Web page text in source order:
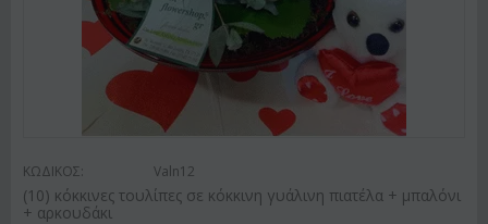
ΚΩΔΙΚΟΣ: Valn12
(10) κόκκινες τουλίπες σε κόκκινη γυάλινη πιατέλα + μπαλόνι
+ αρκουδάκι